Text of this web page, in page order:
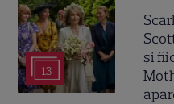
13
și